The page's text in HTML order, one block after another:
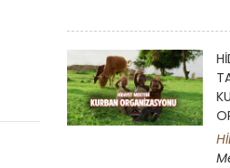
ÖMÜR SERMAYESİ
SOHBETLERİ -
HİDAYET MEKTEBİ /Serdal
Malkoç